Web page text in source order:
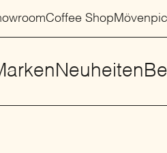
Coffee Shop
Neuheiten